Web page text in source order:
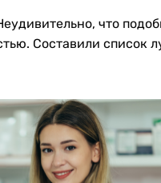
что
Составили список